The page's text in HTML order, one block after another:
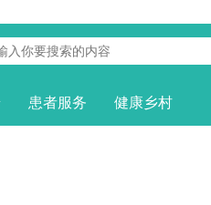
患者服务 健康乡村